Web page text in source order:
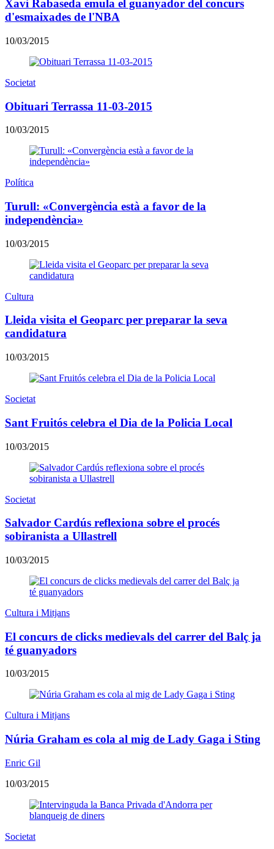
Xavi Rabaseda emula el guanyador del concurs
d'esmaixades de l'NBA
10/03/2015
Societat
Obituari Terrassa 11-03-2015
10/03/2015
Política
Turull: «Convergència està a favor de la
independència»
10/03/2015
Cultura
Lleida visita el Geoparc per preparar la seva
candidatura
10/03/2015
Societat
Sant Fruitós celebra el Dia de la Policia Local
10/03/2015
Societat
Salvador Cardús reflexiona sobre el procés
sobiranista a Ullastrell
10/03/2015
Cultura i Mitjans
El concurs de clicks medievals del carrer del Balç ja
té guanyadors
10/03/2015
Cultura i Mitjans
Núria Graham es cola al mig de Lady Gaga i Sting
Enric Gil
10/03/2015
Societat